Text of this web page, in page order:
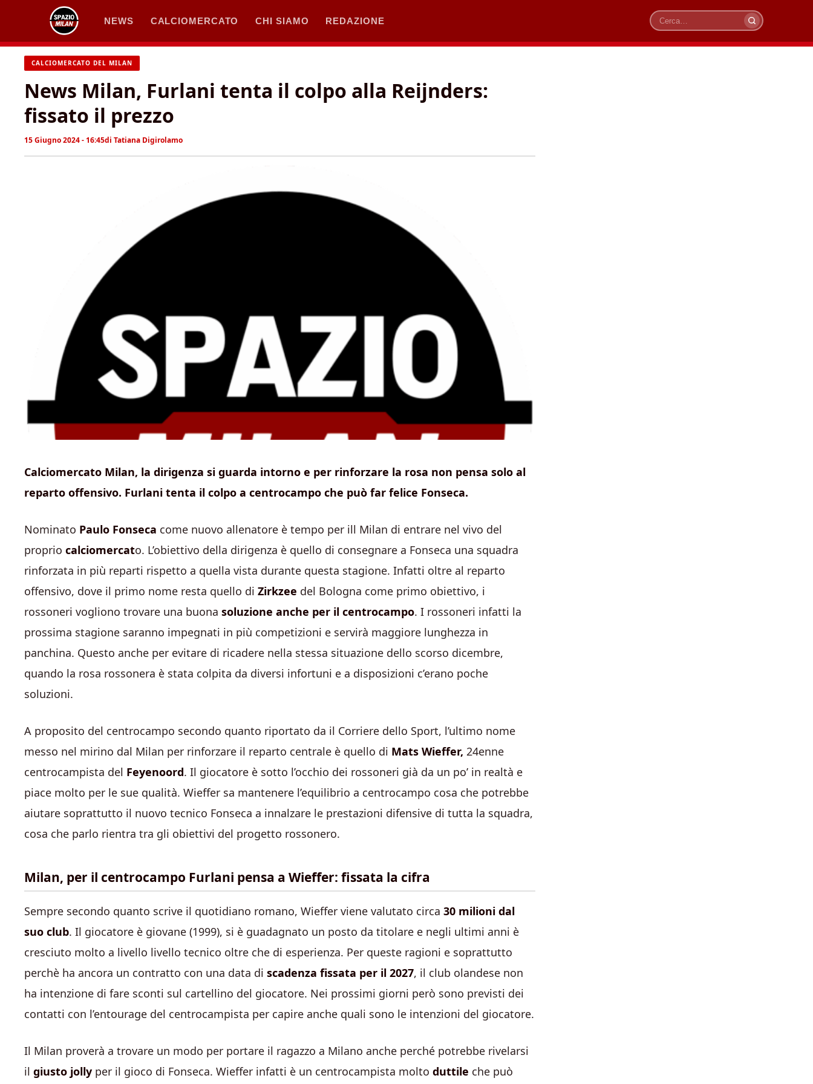
contenuto
NEWS CALCIOMERCATO CHI SIAMO REDAZIONE
Cerca
CALCIOMERCATO DEL MILAN
News Milan, Furlani tenta il colpo alla Reijnders:
fissato il prezzo
15 Giugno 2024 - 16:45di Tatiana Digirolamo
Calciomercato Milan, la dirigenza si guarda intorno e per rinforzare la rosa non pensa solo al
reparto offensivo. Furlani tenta il colpo a centrocampo che può far felice Fonseca.
Nominato Paulo Fonseca come nuovo allenatore è tempo per ill Milan di entrare nel vivo del
proprio calciomercato. L’obiettivo della dirigenza è quello di consegnare a Fonseca una squadra
rinforzata in più reparti rispetto a quella vista durante questa stagione. Infatti oltre al reparto
offensivo, dove il primo nome resta quello di Zirkzee del Bologna come primo obiettivo, i
rossoneri vogliono trovare una buona soluzione anche per il centrocampo. I rossoneri infatti la
prossima stagione saranno impegnati in più competizioni e servirà maggiore lunghezza in
panchina. Questo anche per evitare di ricadere nella stessa situazione dello scorso dicembre,
quando la rosa rossonera è stata colpita da diversi infortuni e a disposizioni c’erano poche
soluzioni.
A proposito del centrocampo secondo quanto riportato da il Corriere dello Sport, l’ultimo nome
messo nel mirino dal Milan per rinforzare il reparto centrale è quello di Mats Wieffer, 24enne
centrocampista del Feyenoord. Il giocatore è sotto l’occhio dei rossoneri già da un po’ in realtà e
piace molto per le sue qualità. Wieffer sa mantenere l’equilibrio a centrocampo cosa che potrebbe
aiutare soprattutto il nuovo tecnico Fonseca a innalzare le prestazioni difensive di tutta la squadra,
cosa che parlo rientra tra gli obiettivi del progetto rossonero.
Milan, per il centrocampo Furlani pensa a Wieffer: fissata la cifra
Sempre secondo quanto scrive il quotidiano romano, Wieffer viene valutato circa 30 milioni dal
suo club. Il giocatore è giovane (1999), si è guadagnato un posto da titolare e negli ultimi anni è
cresciuto molto a livello livello tecnico oltre che di esperienza. Per queste ragioni e soprattutto
perchè ha ancora un contratto con una data di scadenza fissata per il 2027, il club olandese non
ha intenzione di fare sconti sul cartellino del giocatore. Nei prossimi giorni però sono previsti dei
contatti con l’entourage del centrocampista per capire anche quali sono le intenzioni del giocatore.
Il Milan proverà a trovare un modo per portare il ragazzo a Milano anche perché potrebbe rivelarsi
il giusto jolly per il gioco di Fonseca. Wieffer infatti è un centrocampista molto duttile che può